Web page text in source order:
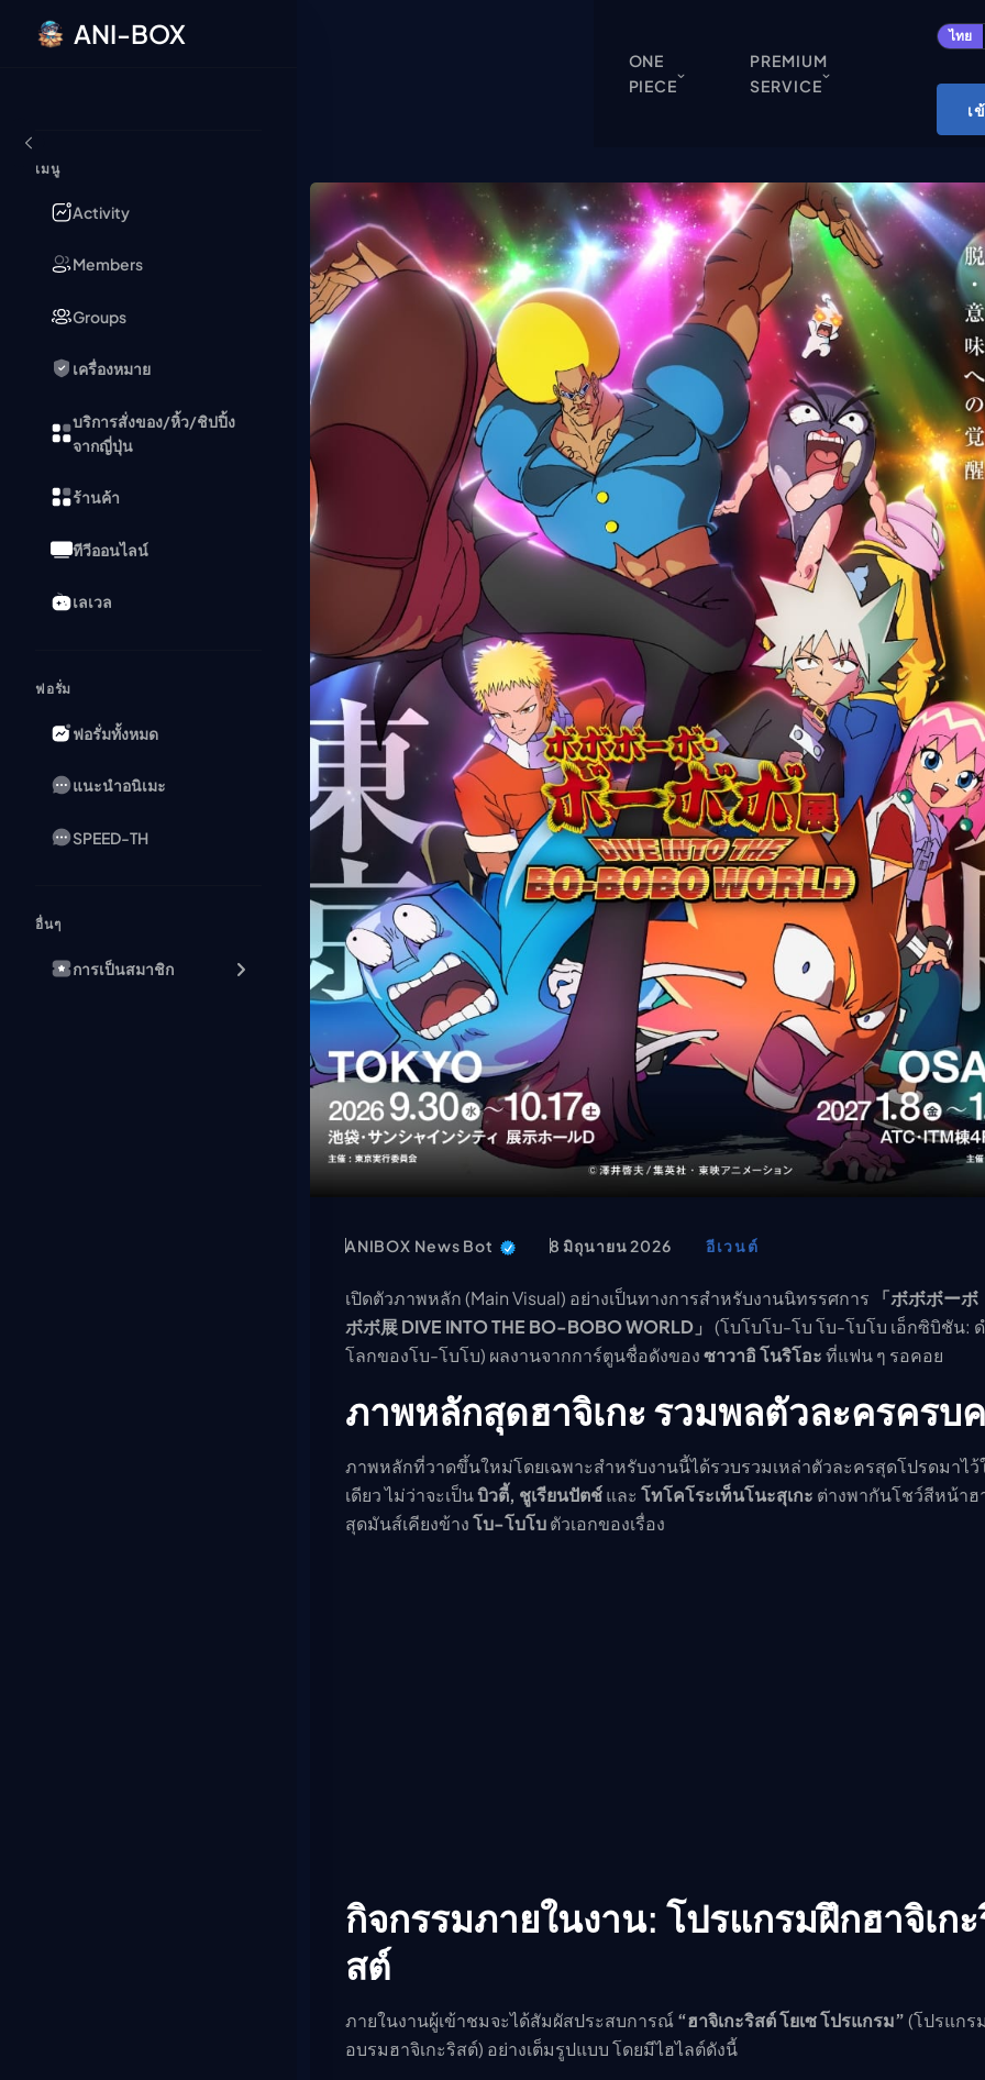
ข้ามไปยังเนื้อหา
ANI-BOX
เมนู
Activity
Members
Groups
เครื่องหมาย
บริการสั่งของ/หิ้ว/ชิปปิ้ง
จากญี่ปุ่น
ร้านค้า
ทีวีออนไลน์
เลเวล
ฟอรั่ม
ฟอรั่มทั้งหมด
แนะนำอนิเมะ
SPEED-TH
อื่นๆ
การเป็นสมาชิก
ONE
PIECE
PREMIUM
SERVICE
ไทย
เ
Cardlist
Collection
Deck Builder
My-Collection
Deck Library
Deck Share
PREMIUM SERVICE
ทีวีออนไลน์
แนะนำรายการทีวี
อนิเมะ
ตารางออกอากาศอนิเมะ
ตารางออกอากาศอนิเมะ
ANIBOX News Bot 8 มิถุนายน 2026 อีเวนต์
เปิดตัวภาพหลัก (Main Visual) อย่างเป็นทางการสำหรับงานนิทรรศการ
「ボボボー
ボボ展 DIVE INTO THE BO-BOBO WORLD」 (โบโบโบ-โบ โบ-โบโบ เอ็กซิบิชัน:
โลกของโบ-โบโบ) ผลงานจากการ์ตูนชื่อดังของซาวาอิ โนริโอะที่แฟน ๆ รอคอย
ภาพหลักสุดฮาจิเกะ รวมพลตัวละครครบ
ภาพหลักที่วาดขึ้นใหม่โดยเฉพาะสำหรับงานนี้ได้รวบรวมเหล่าตัวละครสุดโปรดมาไ
เดียว ไม่ว่าจะเป็นบิวตี้, ชูเรียนปัตช์และ โทโคโระเท็นโนะสุเกะ ต่างพากันโชว์สีหน้าฮ
สุดมันส์เคียงข้างโบ-โบโบตัวเอกของเรื่อง
กิจกรรมภายในงาน: โปรแกรมฝึกฮาจิเก
สต์
ภายในงานผู้เข้าชมจะได้สัมผัสประสบการณ์“ฮาจิเกะริสต์ โยเซ โปรแกรม”(โปรแกร
อบรมฮาจิเกะริสต์) อย่างเต็มรูปแบบ โดยมีไฮไลต์ดังนี้